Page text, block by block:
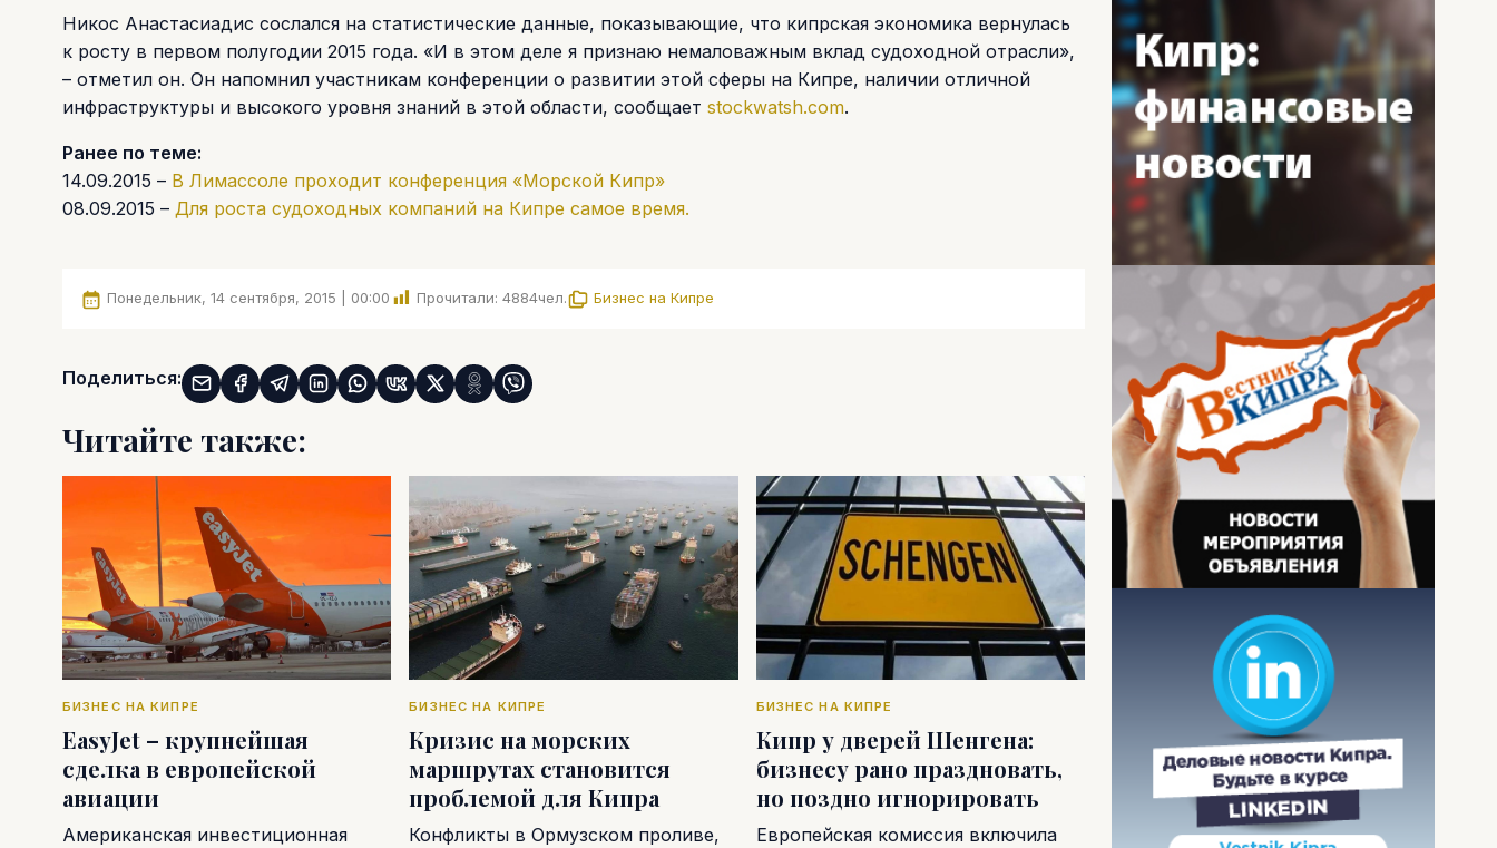
Никос Анастасиадис сослался на статистические данные, показывающие, что кипрская экономика вернулась
к росту в первом полугодии 2015 года. «И в этом деле я признаю немаловажным вклад судоходной отрасли»,
– отметил он. Он напомнил участникам конференции о развитии этой сферы на Кипре, наличии отличной
инфраструктуры и высокого уровня знаний в этой области, сообщает stockwatsh.com.
Ранее по теме:
14.09.2015 – В Лимассоле проходит конференция «Морской Кипр»
08.09.2015 – Для роста судоходных компаний на Кипре самое время.
Понедельник, 14 сентября, 2015 | 00:00 Прочитали: 4884чел. Бизнес на Кипре
Поделиться:
Читайте также:
БИЗНЕС НА КИПРЕ
EasyJet – крупнейшая
сделка в европейской
авиации
Американская инвестиционная
БИЗНЕС НА КИПРЕ
Кризис на морских
маршрутах становится
проблемой для Кипра
Конфликты в Ормузском проливе,
БИЗНЕС НА КИПРЕ
Кипр у дверей Шенгена:
бизнесу рано праздновать,
но поздно игнорировать
Европейская комиссия включила